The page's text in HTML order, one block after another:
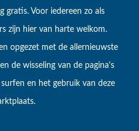
gratis. Voor iedereen zo als
zijn hier van harte welkom.
opgezet met de allernieuwste
de wisseling van de pagina's
en het gebruik van deze